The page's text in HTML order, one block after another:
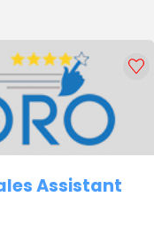
Assistant